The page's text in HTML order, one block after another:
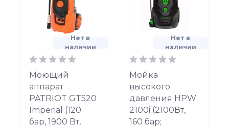
Нет в
наличии
Моющий
аппарат
PATRIOT GT520
Imperial (120
бар, 1900 Вт,
Нет в
наличии
Мойка
высокого
давления HPW
2100i (2100Вт,
160 бар;